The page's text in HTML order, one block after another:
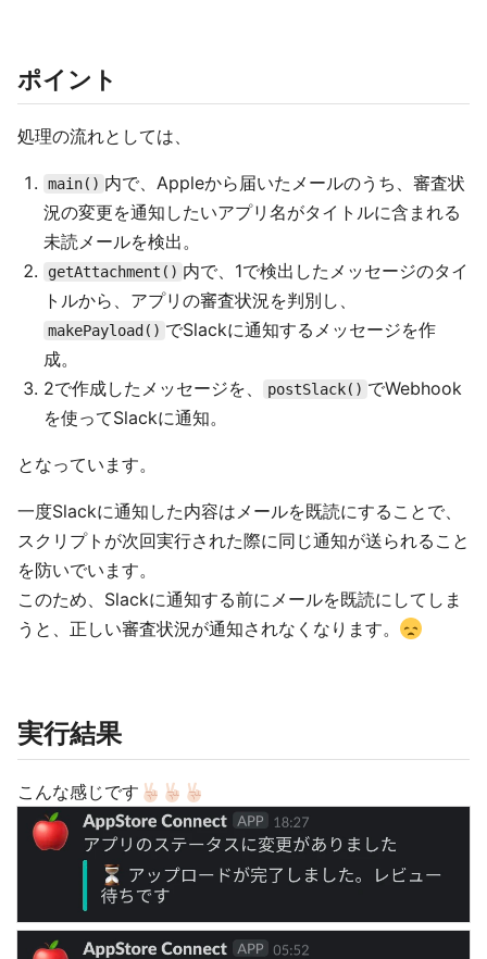
ポイント
処理の流れとしては、
main() 内で、Appleから届いたメールのうち、審査状
況の変更を通知したいアプリ名がタイトルに含まれる
未読メールを検出。
getAttachment() 内で、1で検出したメッセージのタイ
トルから、アプリの審査状況を判別し、
makePayload() でSlackに通知するメッセージを作
成。
2で作成したメッセージを、
postSlack() でWebhook
を使ってSlackに通知。
となっています。
一度Slackに通知した内容はメールを既読にすることで、
スクリプトが次回実行された際に同じ通知が送られること
を防いでいます。
このため、Slackに通知する前にメールを既読にしてしま
うと、正しい審査状況が通知されなくなります。
実行結果
こんな感じです